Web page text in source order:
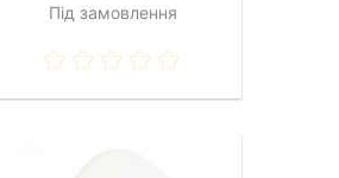
Під замовлення